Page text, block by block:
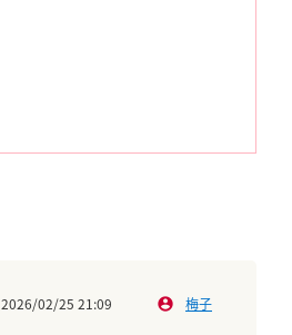
2026/02/25 21:09 梅子